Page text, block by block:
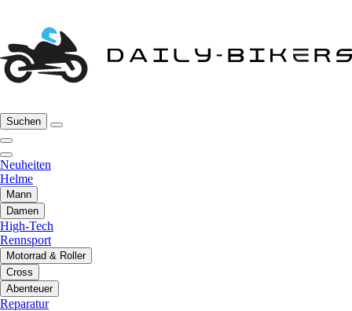
Suchen
Neuheiten
Helme
Mann
Damen
High-Tech
Rennsport
Motorrad & Roller
Cross
Abenteuer
Reparatur